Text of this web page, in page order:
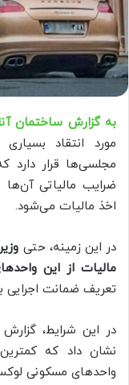
به گزارش ساختمان
مورد انتقاد
مجلسی‌ها قرار دارد
ضرایب مالیاتی
اخذ مالیات می‌شود.
در این زمینه، حتی
مالیات از این
تعریف ضمانت اجرایی
در این شرایط،
نشان داد که
واحدهای مسکونی